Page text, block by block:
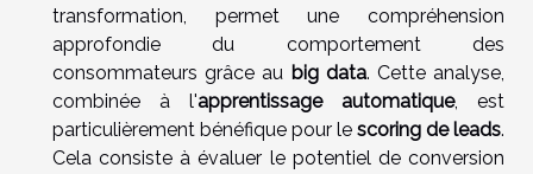
transformation, permet une compréhension
approfondie du comportement des
consommateurs grâce au big data. Cette analyse,
combinée à l'apprentissage automatique, est
particulièrement bénéfique pour le scoring de leads.
Cela consiste à évaluer le potentiel de conversion